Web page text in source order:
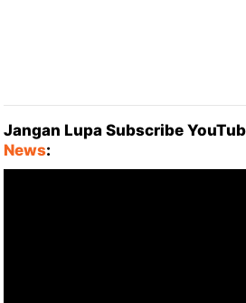
Jangan Lupa Subscribe
News: